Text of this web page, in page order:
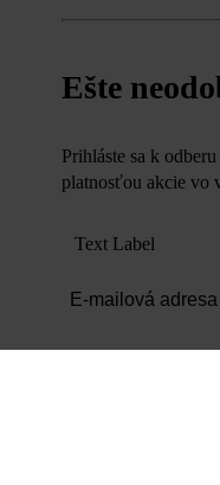
Ešte
Prihláste sa k
platnosťou akcie vo
Text Label